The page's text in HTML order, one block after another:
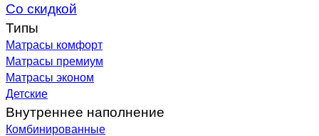
Со скидкой
Типы
Матрасы комфорт
Матрасы премиум
Матрасы эконом
Детские
Внутреннее наполнение
Комбинированные